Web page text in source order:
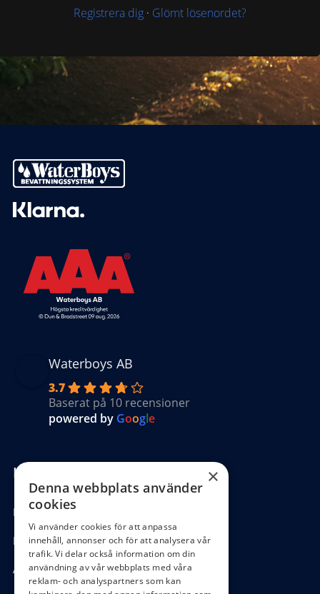
Registrera dig · Glömt lösenordet?
Waterboys AB
3.7
Baserat på 10 recensioner
powered by Google
Kundinformation
Köpvillkor
Hantering GDPR
Ångra köp
×
Denna webbplats använder
cookies
Vi använder cookies för att anpassa
innehåll, annonser och för att analysera vår
trafik. Vi delar också information om din
användning av vår webbplats med våra
reklam- och analyspartners som kan